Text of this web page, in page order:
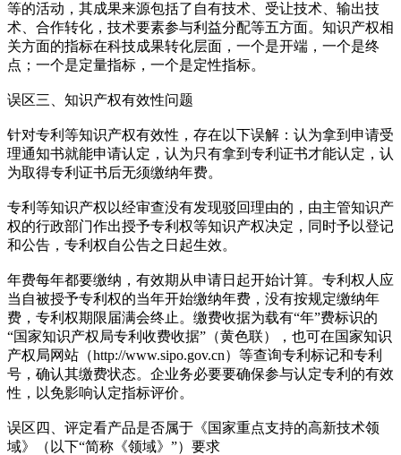
等的活动，其成果来源包括了自有技术、受让技术、输出技
术、合作转化，技术要素参与利益分配等五方面。知识产权相
关方面的指标在科技成果转化层面，一个是开端，一个是终
点；一个是定量指标，一个是定性指标。
误区三、知识产权有效性问题
针对专利等知识产权有效性，存在以下误解：认为拿到申请受
理通知书就能申请认定，认为只有拿到专利证书才能认定，认
为取得专利证书后无须缴纳年费。
专利等知识产权以经审查没有发现驳回理由的，由主管知识产
权的行政部门作出授予专利权等知识产权决定，同时予以登记
和公告，专利权自公告之日起生效。
年费每年都要缴纳，有效期从申请日起开始计算。专利权人应
当自被授予专利权的当年开始缴纳年费，没有按规定缴纳年
费，专利权期限届满会终止。缴费收据为载有“年”费标识的
“国家知识产权局专利收费收据”（黄色联），也可在国家知识
产权局网站（http://www.sipo.gov.cn）等查询专利标记和专利
号，确认其缴费状态。企业务必要要确保参与认定专利的有效
性，以免影响认定指标评价。
误区四、评定看产品是否属于《国家重点支持的高新技术领
域》（以下“简称《领域》”）要求